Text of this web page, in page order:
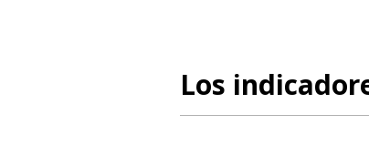
Los